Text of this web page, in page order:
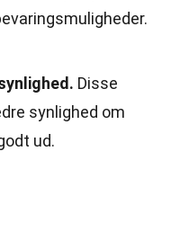
Disse
synlighed om
ud.